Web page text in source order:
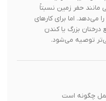
حفر زمین نسبتاً
اما برای کارهای
بزرگ یا کندن
می‌شود.
است